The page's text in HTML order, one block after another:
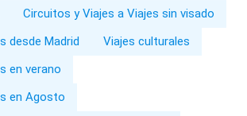
Circuitos y Viajes a Viajes sin visado
desde Madrid
Viajes culturales
en verano
en Agosto